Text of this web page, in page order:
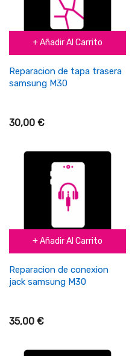
+ Añadir Al Carrito
Reparacion de tapa trasera
samsung M30
30,00 €
+ Añadir Al Carrito
Reparacion de conexion
jack samsung M30
35,00 €